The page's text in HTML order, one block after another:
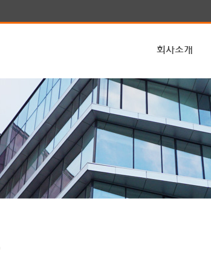
회사소개